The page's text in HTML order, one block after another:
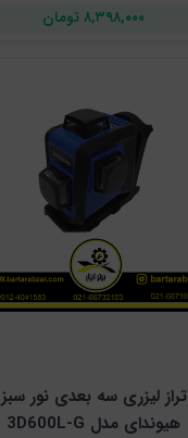
۸,۳۹۸,۰۰۰ تومان
تراز لیزری سه بعدی نور سبز
هیوندای مدل 3D600L-G